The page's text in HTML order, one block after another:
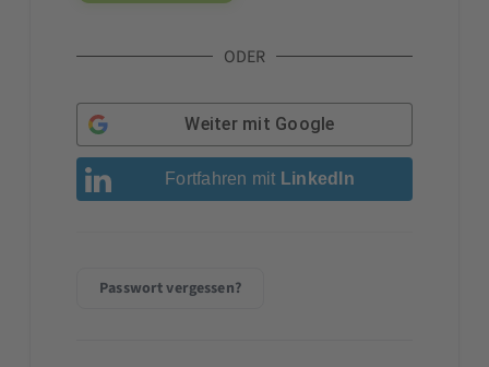
ODER
Weiter mit Google
Fortfahren mit LinkedIn
Passwort vergessen?